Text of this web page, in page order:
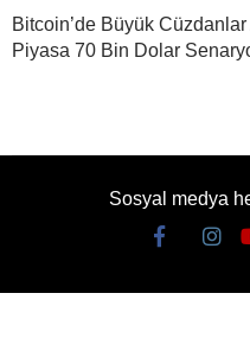
Bitcoin’de Büyük Cüzdanlar
Piyasa 70 Bin Dolar
Sosyal medya